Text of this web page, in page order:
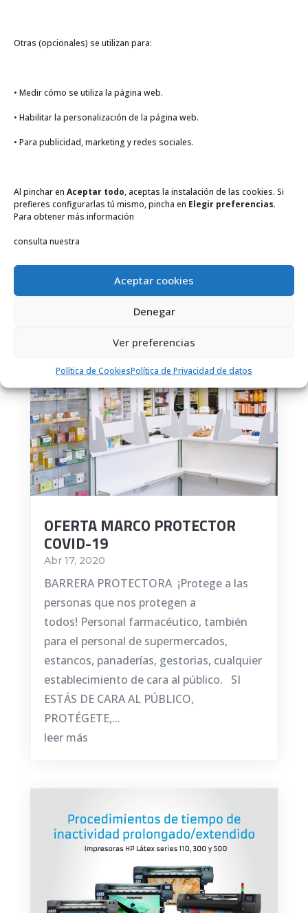
Otras (opcionales) se utilizan para:
• Medir cómo se utiliza la página web.
• Habilitar la personalización de la página web.
• Para publicidad, marketing y redes sociales.
Al pinchar en Aceptar todo, aceptas la instalación de las cookies. Si
prefieres configurarlas tú mismo, pincha en Elegir preferencias.
Para obtener más información
consulta nuestra
Aceptar cookies
Denegar
Ver preferencias
Política de CookiesPolítica de Privacidad de datos
NUEVOS soportes de
Abr 17, 2020
Conoce los nuevos soportes de
situación. Adelántate a la situación e
SOPORTES pensada para estos tiempos.
Con esta guía de comunicación,
ofrecer nuevas...
leer más
OFERTA MARCO PROTECTOR
COVID-19
Abr 17, 2020
BARRERA PROTECTORA ¡Protege a las
personas que nos protegen a
todos! Personal farmacéutico, también
para el personal de supermercados,
estancos, panaderías, gestorias, cualquier
establecimiento de cara al público. SI
ESTÁS DE CARA AL PÚBLICO,
PROTÉGETE,...
leer más